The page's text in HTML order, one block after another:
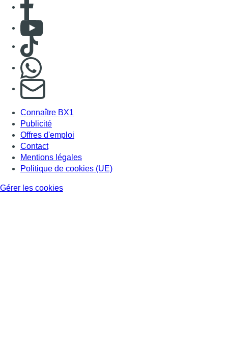
Consulter Youtube
Consulter TikTok
S'abonner à notre newsletter
Connaître BX1
Publicité
Offres d'emploi
Contact
Mentions légales
Politique de cookies (UE)
Gérer les cookies